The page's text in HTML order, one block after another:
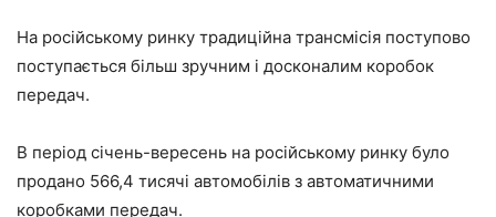
На російському ринку традиційна трансмісія поступово
поступається більш зручним і досконалим коробок
передач.
В період січень-вересень на російському ринку було
продано 566,4 тисячі автомобілів з автоматичними
коробками передач.